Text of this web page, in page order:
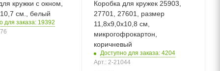
кружки с окном,
см., белый
для заказа: 19392
Коробка для кружек 25903,
27701, 27601, размер
11,8х9,0х10,8 см,
микрогофрокартон,
коричневый
Доступно для заказа: 4204
Арт.: 2-21044